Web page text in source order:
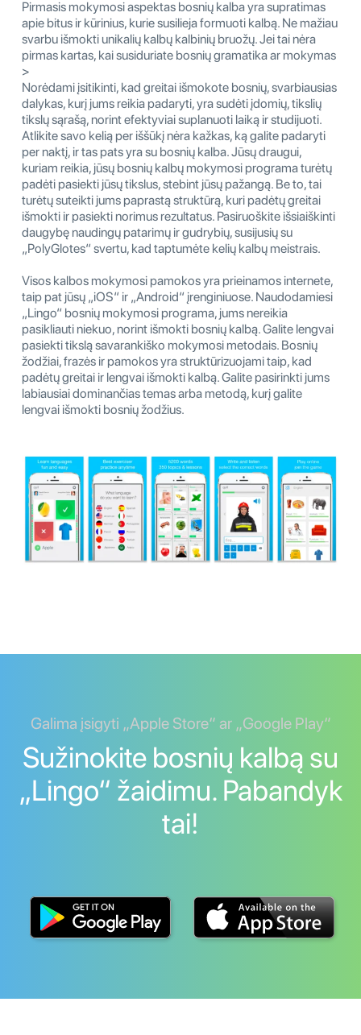
Pirmasis mokymosi aspektas bosnių kalba yra supratimas
apie bitus ir kūrinius, kurie susilieja formuoti kalbą. Ne mažiau
svarbu išmokti unikalių kalbų kalbinių bruožų. Jei tai nėra
pirmas kartas, kai susiduriate bosnių gramatika ar mokymas
>
Norėdami įsitikinti, kad greitai išmokote bosnių, svarbiausias
dalykas, kurį jums reikia padaryti, yra sudėti įdomių, tikslių
tikslų sąrašą, norint efektyviai suplanuoti laiką ir studijuoti.
Atlikite savo kelią per iššūkį nėra kažkas, ką galite padaryti
per naktį, ir tas pats yra su bosnių kalba. Jūsų draugui,
kuriam reikia, jūsų bosnių kalbų mokymosi programa turėtų
padėti pasiekti jūsų tikslus, stebint jūsų pažangą. Be to, tai
turėtų suteikti jums paprastą struktūrą, kuri padėtų greitai
išmokti ir pasiekti norimus rezultatus. Pasiruoškite išsiaiškinti
daugybę naudingų patarimų ir gudrybių, susijusių su
„PolyGlotes“ svertu, kad taptumėte kelių kalbų meistrais.
Visos kalbos mokymosi pamokos yra prieinamos internete,
taip pat jūsų „iOS“ ir „Android“ įrenginiuose. Naudodamiesi
„Lingo“ bosnių mokymosi programa, jums nereikia
pasikliauti niekuo, norint išmokti bosnių kalbą. Galite lengvai
pasiekti tikslą savarankiško mokymosi metodais. Bosnių
žodžiai, frazės ir pamokos yra struktūrizuojami taip, kad
padėtų greitai ir lengvai išmokti kalbą. Galite pasirinkti jums
labiausiai dominančias temas arba metodą, kurį galite
lengvai išmokti bosnių žodžius.
Galima įsigyti „Apple Store“ ar „Google Play“
Sužinokite bosnių kalbą su
„Lingo“ žaidimu. Pabandyk
tai!